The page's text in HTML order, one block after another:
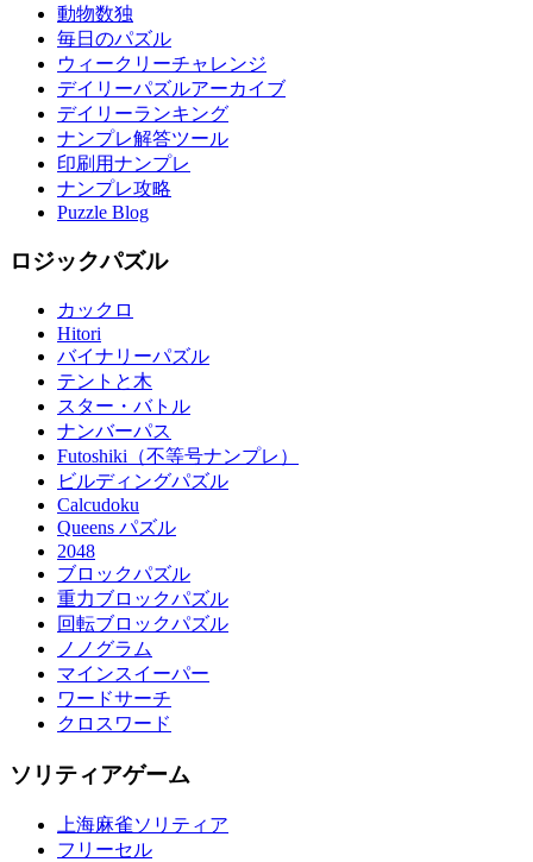
動物数独
毎日のパズル
ウィークリーチャレンジ
デイリーパズルアーカイブ
デイリーランキング
ナンプレ解答ツール
印刷用ナンプレ
ナンプレ攻略
Puzzle Blog
ロジックパズル
カックロ
Hitori
バイナリーパズル
テントと木
スター・バトル
ナンバーパス
Futoshiki（不等号ナンプレ）
ビルディングパズル
Calcudoku
Queens パズル
2048
ブロックパズル
重力ブロックパズル
回転ブロックパズル
ノノグラム
マインスイーパー
ワードサーチ
クロスワード
ソリティアゲーム
上海麻雀ソリティア
フリーセル